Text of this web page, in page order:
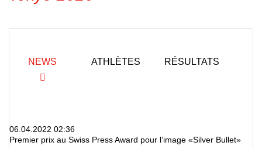
NEWS ATHLÈTES RÉSULTATS
06.04.2022 02:36
Premier prix au Swiss Press Award pour l’image «Silver Bullet»